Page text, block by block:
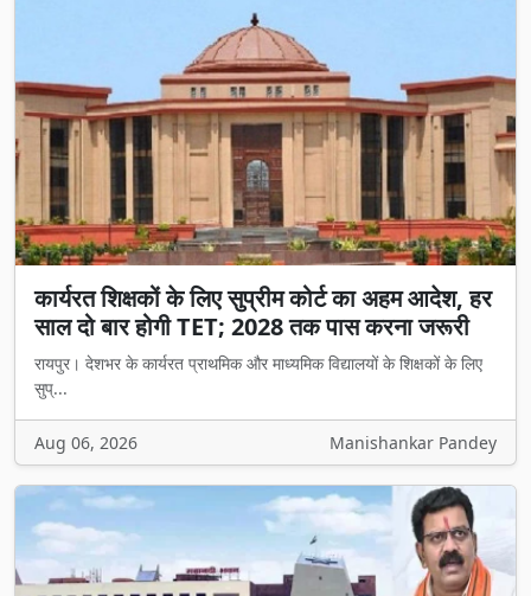
कार्यरत शिक्षकों के लिए सुप्रीम कोर्ट का अहम आदेश, हर
साल दो बार होगी TET; 2028 तक पास करना जरूरी
रायपुर। देशभर के कार्यरत प्राथमिक और माध्यमिक विद्यालयों के शिक्षकों के लिए
सुप्...
Aug 06, 2026 Manishankar Pandey